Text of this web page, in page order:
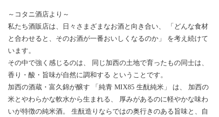
～コタニ酒店より～
私たち酒販店は、日々さまざまなお酒と向き合い、 「どんな食材
と合わせると、そのお酒が一番おいしくなるのか」 を考え続けて
います。
その中で強く感じるのは、 同じ加西の土地で育ったもの同士は、
香り・酸・旨味が自然に調和する ということです。
加西の酒蔵・富久錦が醸す 「純青 MIX85 生酛純米」 は、 加西の
米とやわらかな軟水から生まれる、 厚みがあるのに軽やかな味わ
いが特徴の純米酒。 生酛造りならではの奥行きのある旨味と、自